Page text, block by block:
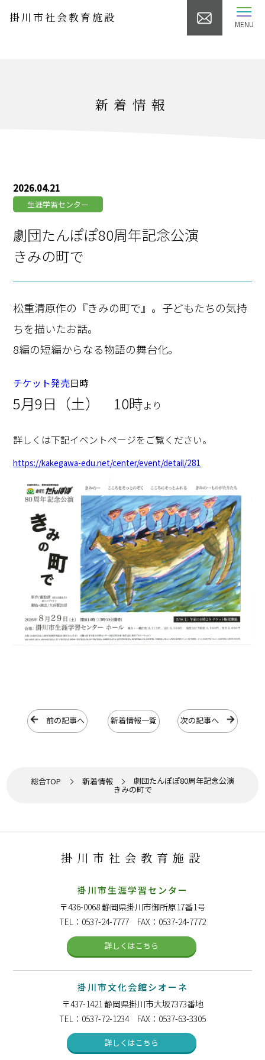
掛川市社会教育施設 MENU
新着情報
2026.04.21
生涯学習センター
劇団たんぽぽ80周年記念公演
きみの町で
松重清原作の『きみの町で』。 子どもたちの気持
ちを描いたお話。
8編の短編からなる物語の舞台化。
チケット発売日時
5月9日（土） 10時より
詳しくは下記イベントページをご覧ください。
https://kakegawa-edu.net/center/event/detail/281
前の記事へ 新着情報一覧 次の記事へ
総合TOP 新着情報
劇団たんぽぽ80周年記念公演
きみの町で
掛川市社会教育施設
掛川市生涯学習センター
〒436-0068静岡県掛川市御所原17番1号
TEL：0537-24-7777 FAX：0537-24-7772
詳しくはこちら
掛川市文化会館シオーネ
〒437-1421 静岡県掛川市大坂7373番地
TEL：0537-72-1234 FAX：0537-63-3305
詳しくはこちら